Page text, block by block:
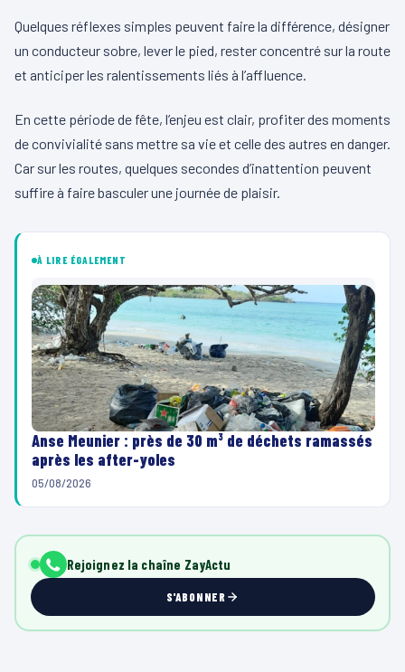
Quelques réflexes simples peuvent faire la différence, désigner
un conducteur sobre, lever le pied, rester concentré sur la route
et anticiper les ralentissements liés à l’affluence.
En cette période de fête, l’enjeu est clair, profiter des moments
de convivialité sans mettre sa vie et celle des autres en danger.
Car sur les routes, quelques secondes d’inattention peuvent
suffire à faire basculer une journée de plaisir.
À LIRE ÉGALEMENT
Anse Meunier : près de 30 m³ de déchets ramassés
après les after-yoles
05/08/2026
Rejoignez la chaîne ZayActu
S'ABONNER